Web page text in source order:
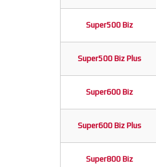
Super500 Biz
Super500 Biz Plus
Super600 Biz
Super600 Biz Plus
Super800 Biz